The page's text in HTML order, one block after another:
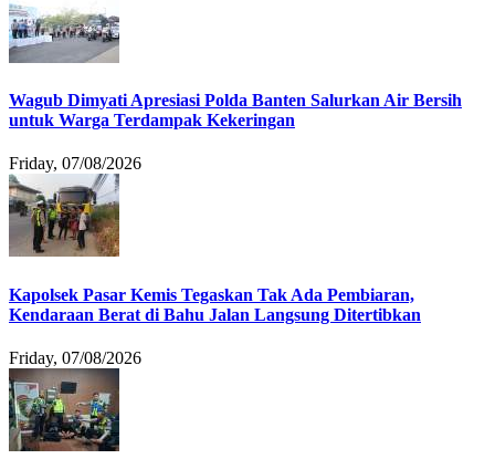
Wagub Dimyati Apresiasi Polda Banten Salurkan Air Bersih
untuk Warga Terdampak Kekeringan
Friday, 07/08/2026
Kapolsek Pasar Kemis Tegaskan Tak Ada Pembiaran,
Kendaraan Berat di Bahu Jalan Langsung Ditertibkan
Friday, 07/08/2026